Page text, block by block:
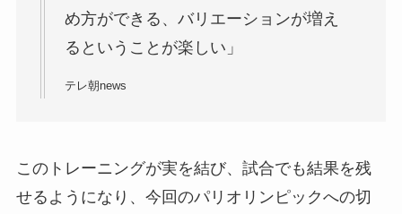
め方ができる、バリエーションが増え
るということが楽しい」
テレ朝news
このトレーニングが実を結び、試合でも結果を残
せるようになり、今回のパリオリンピックへの切